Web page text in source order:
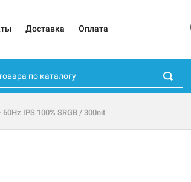
Доставка Оплата
IPS 100% SRGB / 300nit